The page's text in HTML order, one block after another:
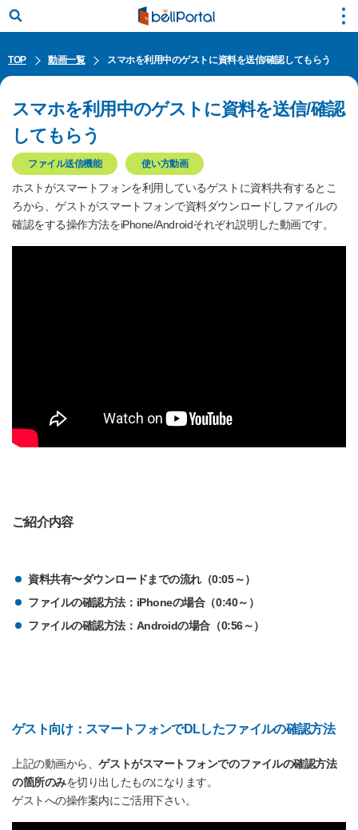
TOP 動画一覧 スマホを利用中のゲストに資料を送信/確認してもらう
スマホを利用中のゲストに資料を送信/確認
してもらう
ファイル送信機能 使い方動画
ホストがスマートフォンを利用しているゲストに資料共有するとこ
ろから、ゲストがスマートフォンで資料ダウンロードしファイルの
確認をする操作方法をiPhone/Androidそれぞれ説明した動画です。
ご紹介内容
資料共有〜ダウンロードまでの流れ（0:05～）
ファイルの確認方法：iPhoneの場合（0:40～）
ファイルの確認方法：Androidの場合（0:56～）
ゲスト向け：スマートフォンでDLしたファイルの確認方法
上記の動画から、ゲストがスマートフォンでのファイルの確認方法
の箇所のみを切り出したものになります。
ゲストへの操作案内にご活用下さい。